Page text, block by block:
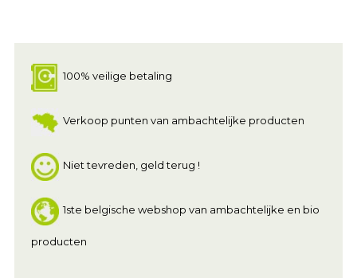
100% veilige betaling
Verkoop punten van ambachtelijke producten
Niet tevreden, geld terug !
1ste belgische webshop van ambachtelijke en bio
producten